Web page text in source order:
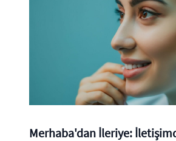
Merhaba'dan İleriye: